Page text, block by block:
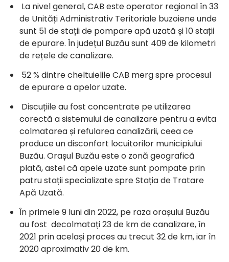
La nivel general, CAB este operator regional în 33
de Unități Administrativ Teritoriale buzoiene unde
sunt 51 de stații de pompare apă uzată și 10 stații
de epurare. În județul Buzău sunt 409 de kilometri
de rețele de canalizare.
52 % dintre cheltuielile CAB merg spre procesul
de epurare a apelor uzate.
Discuțiile au fost concentrate pe utilizarea
corectă a sistemului de canalizare pentru a evita
colmatarea și refularea canalizării, ceea ce
produce un disconfort locuitorilor municipiului
Buzău. Orașul Buzău este o zonă geografică
plată, astel că apele uzate sunt pompate prin
patru stații specializate spre Stația de Tratare
Apă Uzată.
În primele 9 luni din 2022, pe raza orașului Buzău
au fost decolmatați 23 de km de canalizare, în
2021 prin același proces au trecut 32 de km, iar în
2020 aproximativ 20 de km.